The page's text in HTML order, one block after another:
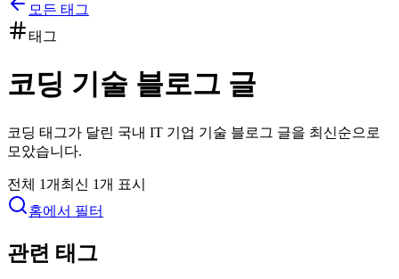
모든 태그
태그
코딩 기술 블로그 글
코딩 태그가 달린 국내 IT 기업 기술 블로그 글을 최신순으로
모았습니다.
전체 1개 최신 1개 표시
홈에서 필터
관련 태그